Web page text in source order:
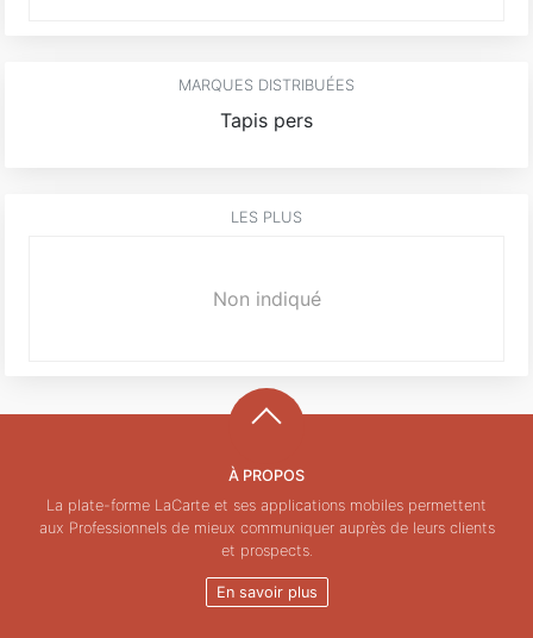
MARQUES DISTRIBUÉES
Tapis pers
LES PLUS
Non indiqué
À PROPOS
La plate-forme LaCarte et ses applications mobiles permettent
aux Professionnels de mieux communiquer auprès de leurs clients
et prospects.
En savoir plus